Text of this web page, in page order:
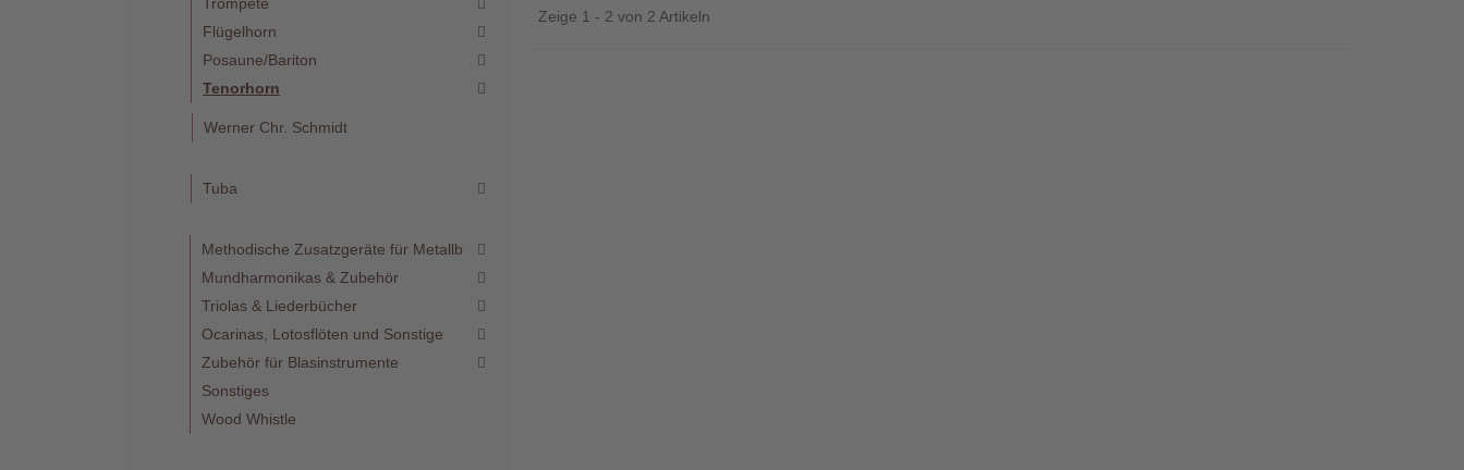
Flügelhorn
Posaune/Bariton
Tenorhorn
Werner Chr. Schmidt
Tuba
Methodische Zusatzgeräte für Metallblasinstrumente
Mundharmonikas & Zubehör
Triolas & Liederbücher
Ocarinas, Lotosflöten und Sonstige
Zubehör für Blasinstrumente
Sonstiges
Wood Whistle
Zeige 1 - 2 von 2 Artikeln